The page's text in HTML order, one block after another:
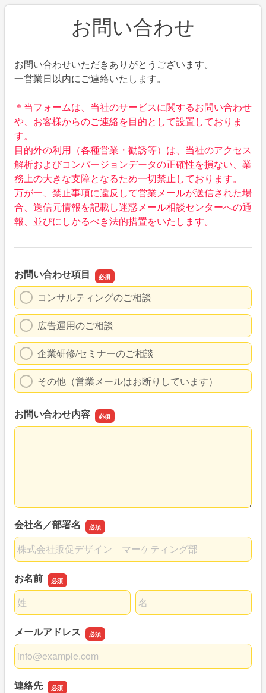
お問い合わせ
お問い合わせいただきありがとうございます。
一営業日以内にご連絡いたします。
＊当フォームは、当社のサービスに関するお問い合わせ
や、お客様からのご連絡を目的として設置しておりま
す。
目的外の利用（各種営業・勧誘等）は、当社のアクセス
解析およびコンバージョンデータの正確性を損ない、業
務上の大きな支障となるため一切禁止しております。
万が一、禁止事項に違反して営業メールが送信された場
合、送信元情報を記載し迷惑メール相談センターへの通
報、並びにしかるべき法的措置をいたします。
お問い合わせ項目
コンサルティングのご相談
広告運用のご相談
企業研修/セミナーのご相談
その他（営業メールはお断りしています）
お問い合わせ内容
お問い合わせ内容
会社名／部署名
会社名／部署名
お名前
名前の姓
名前の名
メールアドレス
メールアドレス
連絡先